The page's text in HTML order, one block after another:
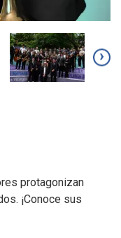
›
protagonizan
¡Conoce sus